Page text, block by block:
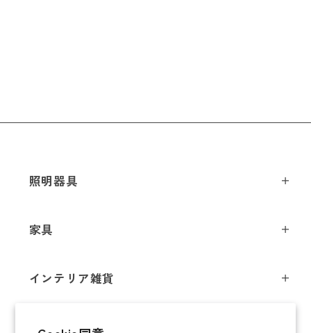
照明器具
シーリングライト
テーブルライト
家具
チェア
インテリア雑貨
即納商品